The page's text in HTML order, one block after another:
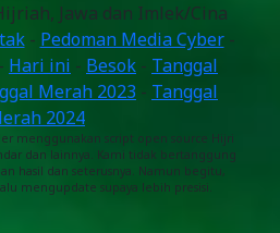
Jawa dan Imlek/Cina
- Pedoman Media Cyber-
- Hari ini - Besok - Tanggal
Merah 2023 - Tanggal
2024
menggunakan script open source Hijri
dan lainnya. Kami tidak bertanggung
hasil dan seterusnya. Namun begitu,
mengupdate supaya lebih presisi.